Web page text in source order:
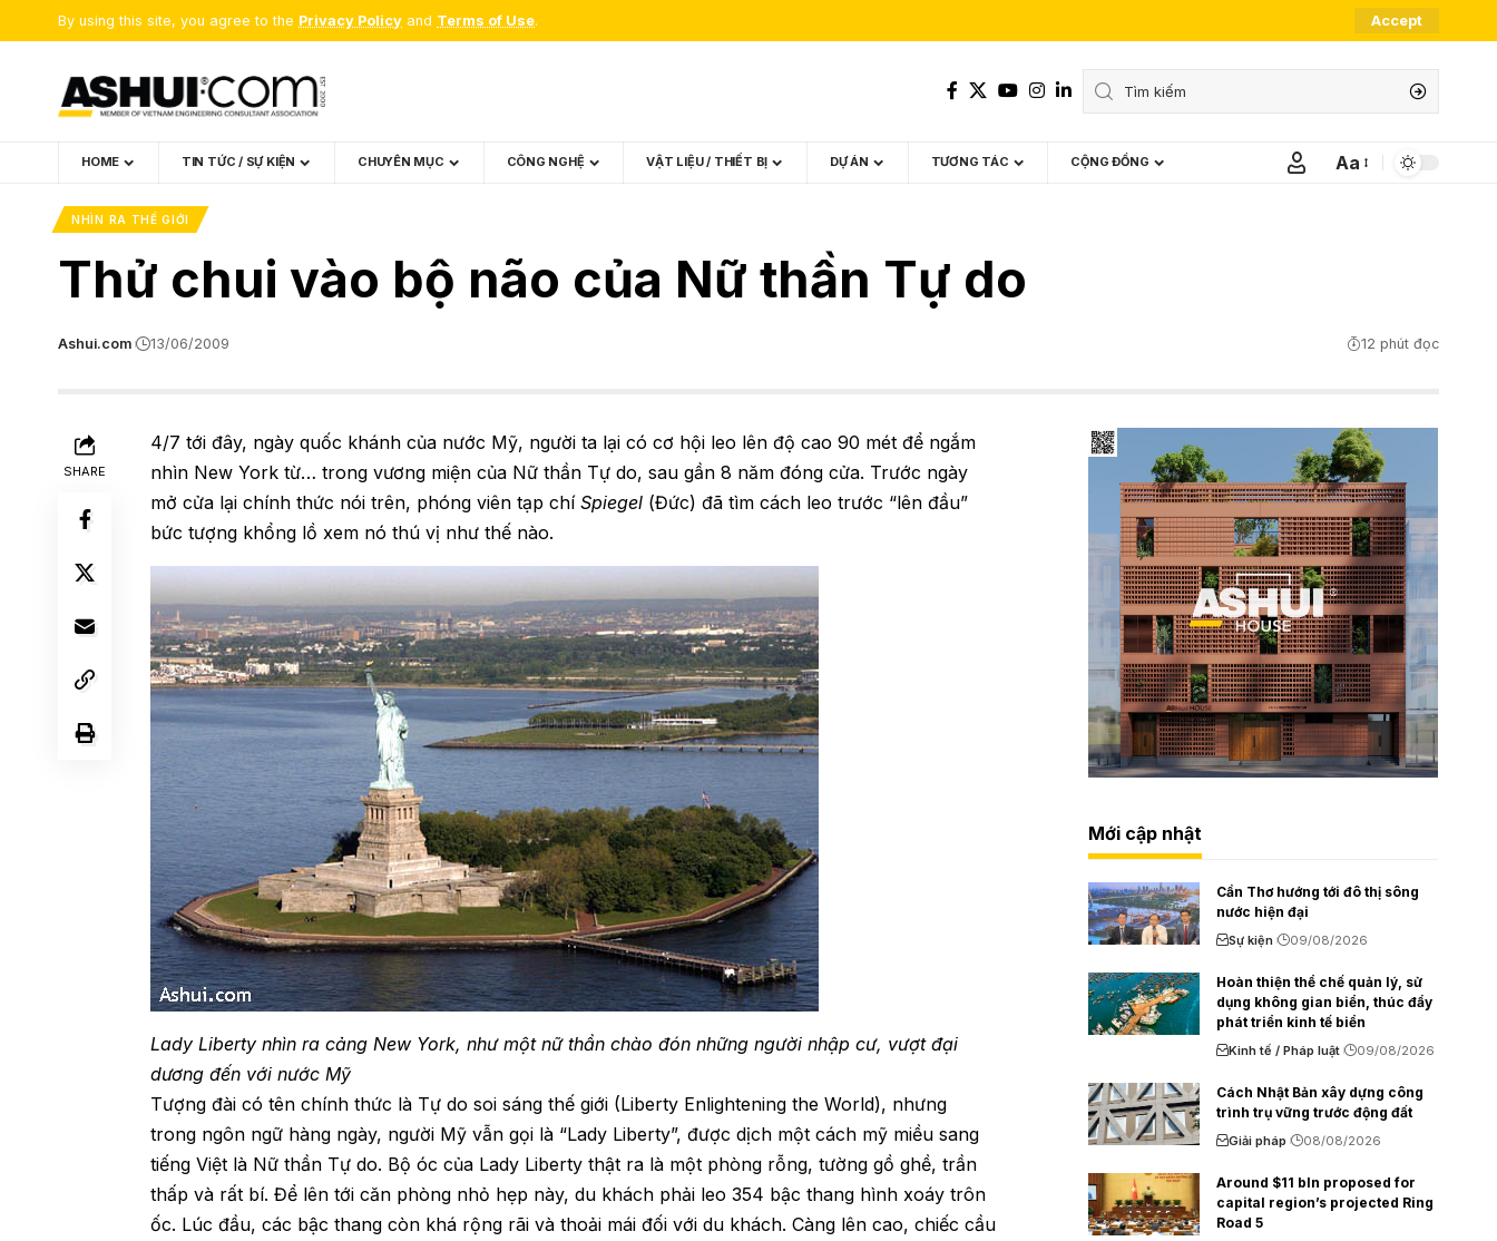
By using this site, you agree to the Privacy Policy and Terms of Use. Accept
HOME TIN TỨC / SỰ KIỆN CHUYÊN MỤC CÔNG NGHỆ VẬT LIỆU / THIẾT BỊ DỰ ÁN TƯƠNG TÁC CỘNG ĐỒNG
Font
Aa
NHÌN RA THẾ GIỚI
Thử chui vào bộ não của Nữ thần Tự do
Ashui.com 13/06/2009 12 phút đọc
SHARE
4/7 tới đây, ngày quốc khánh của nước Mỹ, người ta lại có cơ hội leo lên độ cao 90 mét để ngắm
nhìn New York từ… trong vương miện của Nữ thần Tự do, sau gần 8 năm đóng cửa. Trước ngày
mở cửa lại chính thức nói trên, phóng viên tạp chíSpiegel (Đức) đã tìm cách leo trước “lên đầu”
bức tượng khổng lồ xem nó thú vị như thế nào.
Lady Liberty nhìn ra cảng New York, như một nữ thần chào đón những người nhập cư, vượt đại
dương đến với nước Mỹ
Tượng đài có tên chính thức là Tự do soi sáng thế giới (Liberty Enlightening the World), nhưng
trong ngôn ngữ hàng ngày, người Mỹ vẫn gọi là “Lady Liberty”, được dịch một cách mỹ miều sang
tiếng Việt là Nữ thần Tự do. Bộ óc của Lady Liberty thật ra là một phòng rỗng, tường gồ ghề, trần
thấp và rất bí. Để lên tới căn phòng nhỏ hẹp này, du khách phải leo 354 bậc thang hình xoáy trôn
ốc. Lúc đầu, các bậc thang còn khá rộng rãi và thoải mái đối với du khách. Càng lên cao, chiếc cầu
Mới cập nhật
Cần Thơ hướng tới đô thị sông
nước hiện đại
Sự kiện 09/08/2026
Hoàn thiện thể chế quản lý, sử
dụng không gian biển, thúc đẩy
phát triển kinh tế biển
Kinh tế / Pháp luật 09/08/2026
Cách Nhật Bản xây dựng công
trình trụ vững trước động đất
Giải pháp 08/08/2026
Around $11 bln proposed for
capital region’s projected Ring
Road 5